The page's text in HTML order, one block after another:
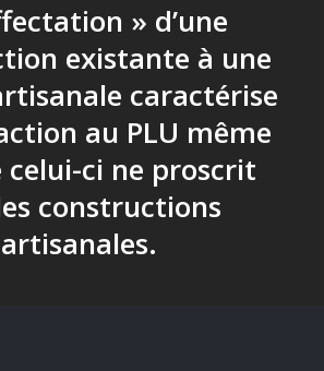
» d’une
existante à une
caractérise
au PLU même
celui-ci ne proscrit
constructions
artisanales.